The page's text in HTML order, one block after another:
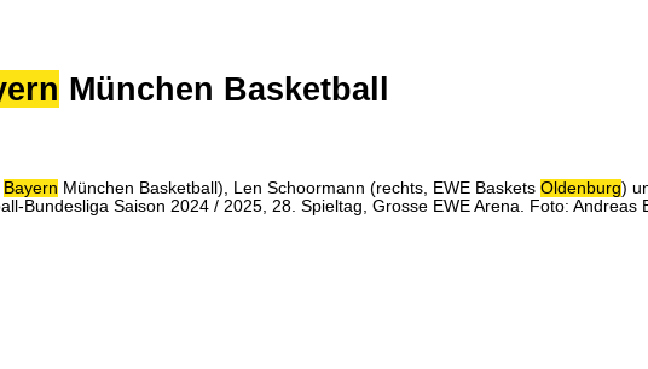
München Basketball
Bayern München Basketball), Len Schoormann (rechts, EWE Baskets Oldenburg)
Bundesliga Saison 2024 / 2025, 28. Spieltag, Grosse EWE Arena. Foto: Andreas